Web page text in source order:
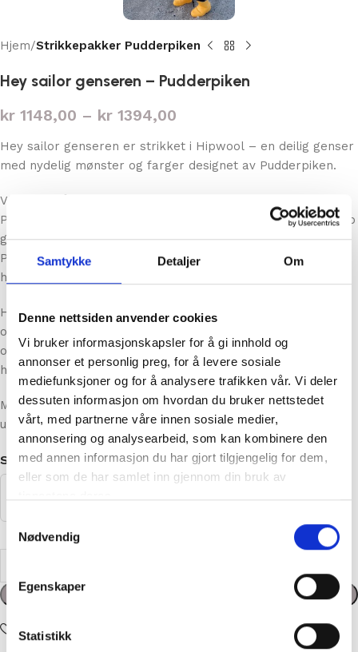
Samtykke Detaljer Om
Denne nettsiden anvender cookies
Vi bruker informasjonskapsler for å gi innhold og
annonser et personlig preg, for å levere sosiale
mediefunksjoner og for å analysere trafikken vår. Vi deler
dessuten informasjon om hvordan du bruker nettstedet
vårt, med partnerne våre innen sosiale medier,
annonsering og analysearbeid, som kan kombinere den
med annen informasjon du har gjort tilgjengelig for dem,
eller som de har samlet inn gjennom din bruk av
Samtykkevalg
Nødvendig
Egenskaper
Statistikk
Hjem Strikkepakker Pudderpiken
Hey sailor genseren – Pudderpiken
kr 1148,00 – kr 1394,00
Hey sailor genseren er strikket i Hipwool – en deilig genser
med nydelig mønster og farger designet av Pudderpiken.
Vi har inngått et samarbeid med Hege Nilsen alias
Pudderpiken om salg av garnpakker på hennes design. Kjøp
garnpakken hos oss, oppskriften kjøper du direkte hos
Pudderpiken
her:
Hvis ønskelig legger vi ved utskrift/papirformat av
oppskriften når vi sender deg garnpakken hvis du sender
oss Vipps kvittering på at du har kjøpt oppskriften. Send til:
hallo@annige.no.
Mer informasjon om genseren og garnpakken finner du
under Produktinfo nedenfor.
STØRRELSE